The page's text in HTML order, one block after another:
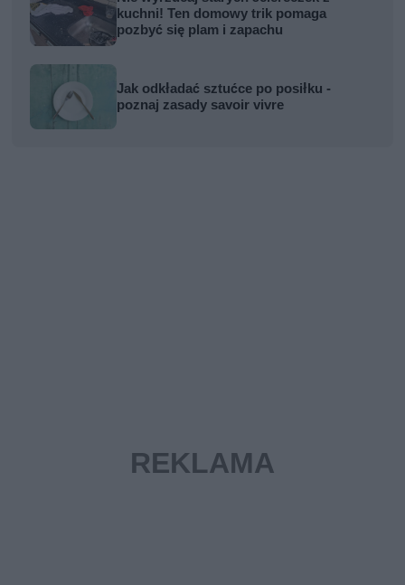
kuchni! Ten domowy trik pomaga
pozbyć się plam i zapachu
Jak odkładać sztućce po posiłku -
poznaj zasady savoir vivre